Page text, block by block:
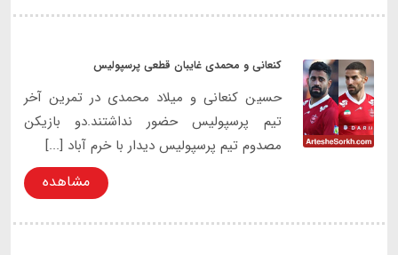
کنعانی و محمدی غایبان قطعی پرسپولیس
حسین کنعانی و میلاد محمدی در تمرین آخر
تیم پرسپولیس حضور نداشتند.دو بازیکن
مصدوم تیم پرسپولیس دیدار با خرم آباد [...]
مشاهده